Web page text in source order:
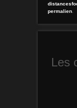
permalien.
Les